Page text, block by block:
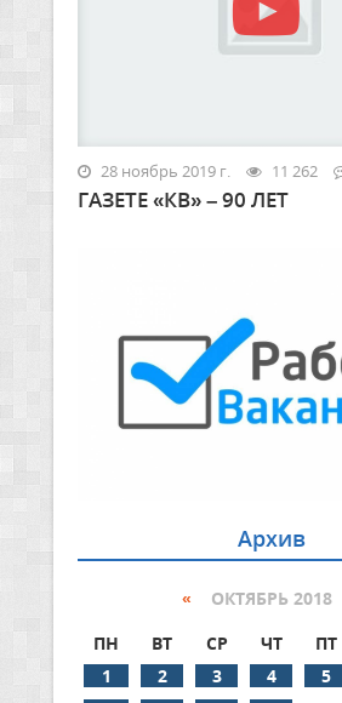
28 ноябрь 2019 г. 11 262
ГАЗЕТЕ «КВ» – 90 ЛЕТ
Архив
« ОКТЯБРЬ 2018
ПН
ВТ СР ЧТ ПТ
1
2 3 4 5